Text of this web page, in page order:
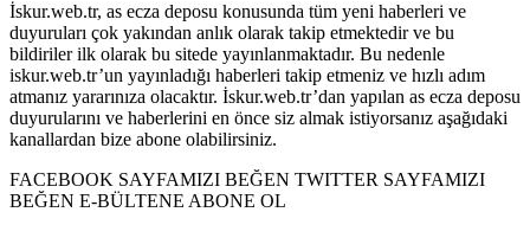
İskur.web.tr, as ecza deposu konusunda tüm yeni haberleri ve
duyuruları çok yakından anlık olarak takip etmektedir ve bu
bildiriler ilk olarak bu sitede yayınlanmaktadır. Bu nedenle
iskur.web.tr’un yayınladığı haberleri takip etmeniz ve hızlı adım
atmanız yararınıza olacaktır. İskur.web.tr’dan yapılan as ecza deposu
duyurularını ve haberlerini en önce siz almak istiyorsanız aşağıdaki
kanallardan bize abone olabilirsiniz.
FACEBOOK SAYFAMIZI BEĞEN TWITTER SAYFAMIZI
BEĞEN E-BÜLTENE ABONE OL